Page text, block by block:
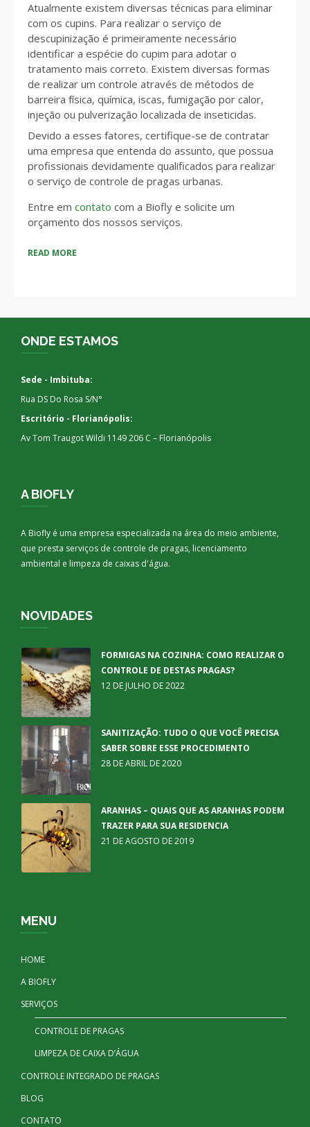
Atualmente existem diversas técnicas para eliminar
com os cupins. Para realizar o serviço de
descupinização é primeiramente necessário
identificar a espécie do cupim para adotar o
tratamento mais correto. Existem diversas formas
de realizar um controle através de métodos de
barreira física, química, iscas, fumigação por calor,
injeção ou pulverização localizada de inseticidas.
Devido a esses fatores, certifique-se de contratar
uma empresa que entenda do assunto, que possua
profissionais devidamente qualificados para realizar
o serviço de controle de pragas urbanas.
Entre em contato com a Biofly e solicite um
orçamento dos nossos serviços.
READ MORE
ONDE ESTAMOS
Sede - Imbituba:
Rua DS Do Rosa S/N°
Escritório - Florianópolis:
Av Tom Traugot Wildi 1149 206 C – Florianópolis
A BIOFLY
A Biofly é uma empresa especializada na área do meio ambiente,
que presta serviços de controle de pragas, licenciamento
ambiental e limpeza de caixas d'água.
NOVIDADES
FORMIGAS NA COZINHA: COMO REALIZAR O
CONTROLE DE DESTAS PRAGAS?
12 DE JULHO DE 2022
SANITIZAÇÃO: TUDO O QUE VOCÊ PRECISA
SABER SOBRE ESSE PROCEDIMENTO
28 DE ABRIL DE 2020
ARANHAS – QUAIS QUE AS ARANHAS PODEM
TRAZER PARA SUA RESIDENCIA
21 DE AGOSTO DE 2019
MENU
HOME
A BIOFLY
SERVIÇOS
CONTROLE DE PRAGAS
LIMPEZA DE CAIXA D’ÁGUA
CONTROLE INTEGRADO DE PRAGAS
BLOG
CONTATO